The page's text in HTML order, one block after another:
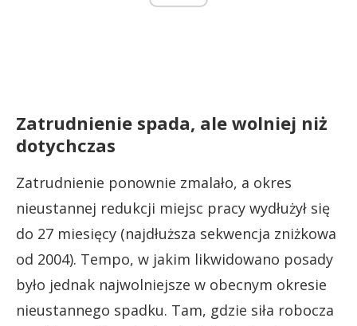
Zatrudnienie spada, ale wolniej niż
dotychczas
Zatrudnienie ponownie zmalało, a okres
nieustannej redukcji miejsc pracy wydłużył się
do 27 miesięcy (najdłuższa sekwencja zniżkowa
od 2004). Tempo, w jakim likwidowano posady
było jednak najwolniejsze w obecnym okresie
nieustannego spadku. Tam, gdzie siła robocza